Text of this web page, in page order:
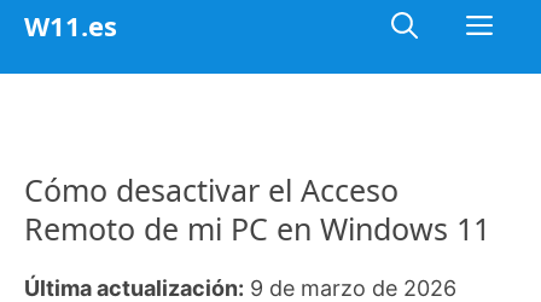
Saltar
W11.es
Cómo desactivar el Acceso
Remoto de mi PC en Windows 11
Última actualización: 9 de marzo de 2026